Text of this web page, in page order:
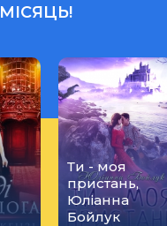
Ти - моя
пристань,
Юліанна
Бойлук